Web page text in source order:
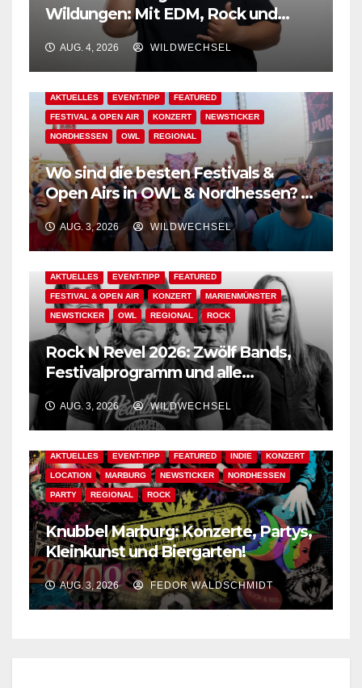
Wildungen: Mit EDM, Rock und
Festivalflair klingt der Sommer aus!
AUG. 4, 2026 WILDWECHSEL
AKTUELLES EVENT-TIPP FEATURED
FESTIVAL & OPEN AIR KONZERT NEWSTICKER
NORDHESSEN OWL REGIONAL
Wo sind die besten Festivals &
Open Airs in OWL & Nordhessen? –
Der Ww-Festival-Planer!
AUG. 3, 2026 WILDWECHSEL
AKTUELLES EVENT-TIPP FEATURED
FESTIVAL & OPEN AIR KONZERT MARIENMÜNSTER
NEWSTICKER OWL REGIONAL ROCK
Rock N Revel 2026: Zwölf Bands,
Festivalprogramm und alle
wichtigen Informationen!
AUG. 3, 2026 WILDWECHSEL
AKTUELLES EVENT-TIPP FEATURED INDIE KONZERT
LOCATION MARBURG NEWSTICKER NORDHESSEN
PARTY REGIONAL ROCK
Knubbel Marburg: Konzerte, Partys,
Kleinkunst und Biergarten!
AUG. 3, 2026 FEDOR WALDSCHMIDT